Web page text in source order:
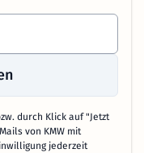
durch Klick auf "Jetzt
von KMW mit
jederzeit